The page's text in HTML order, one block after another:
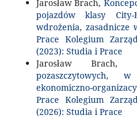
Jarosław Brach,
pojazdów klasy
wdrożenia,
Prace Kolegium
(2023): Studia i Prace
Jarosław Brach,
pozaszczytowych,
ekonomiczno-
Prace Kolegium
(2026): Studia i Prace